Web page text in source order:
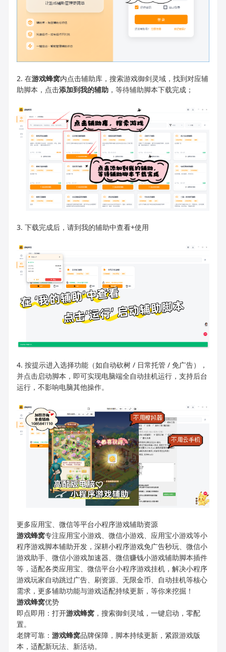
2. 在游戏蜂窝内点击辅助库，搜索游戏御剑灵域，找到对应辅
助脚本，点击添加到我的辅助 ，等待辅助脚本下载完成；
3. 下载完成后，请到我的辅助中查看+使用
4. 按提示进入选择功能（如自动砍树 / 日常托管 / 免广告），
并点击启动脚本，即可实现电脑端全自动挂机运行，支持后台
运行，不影响电脑其他操作。
更多应用宝、微信等平台小程序游戏辅助资源
游戏蜂窝专注应用宝小游戏、微信小游戏、应用宝小游戏等小
程序游戏脚本辅助开发，深耕小程序游戏免广告秒玩、微信小
游戏助手、微信小游戏加速器、微信赚钱小游戏辅助脚本插件
等，适配各类应用宝、微信平台小程序游戏挂机，解决小程序
游戏玩家自动跳过广告、刷资源、无限金币、自动挂机等核心
需求，更多辅助功能与游戏适配持续更新，等你来挖掘！
游戏蜂窝优势
即点即用：打开游戏蜂窝 ，搜索御剑灵域，一键启动，零配
置。
老牌可靠： 游戏蜂窝品牌保障，脚本持续更新，紧跟游戏版
本，适配新玩法、新活动。